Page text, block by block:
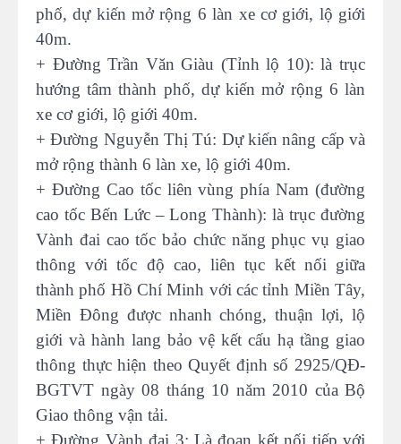
phố, dự kiến mở rộng 6 làn xe cơ giới, lộ giới
40m.
+ Đường Trần Văn Giàu (Tỉnh lộ 10): là trục
hướng tâm thành phố, dự kiến mở rộng 6 làn
xe cơ giới, lộ giới 40m.
+ Đường Nguyễn Thị Tú: Dự kiến nâng cấp và
mở rộng thành 6 làn xe, lộ giới 40m.
+ Đường Cao tốc liên vùng phía Nam (đường
cao tốc Bến Lức – Long Thành): là trục đường
Vành đai cao tốc bảo chức năng phục vụ giao
thông với tốc độ cao, liên tục kết nối giữa
thành phố Hồ Chí Minh với các tỉnh Miền Tây,
Miền Đông được nhanh chóng, thuận lợi, lộ
giới và hành lang bảo vệ kết cấu hạ tầng giao
thông thực hiện theo Quyết định số 2925/QĐ-
BGTVT ngày 08 tháng 10 năm 2010 của Bộ
Giao thông vận tải.
+ Đường Vành đai 3: Là đoạn kết nối tiếp với